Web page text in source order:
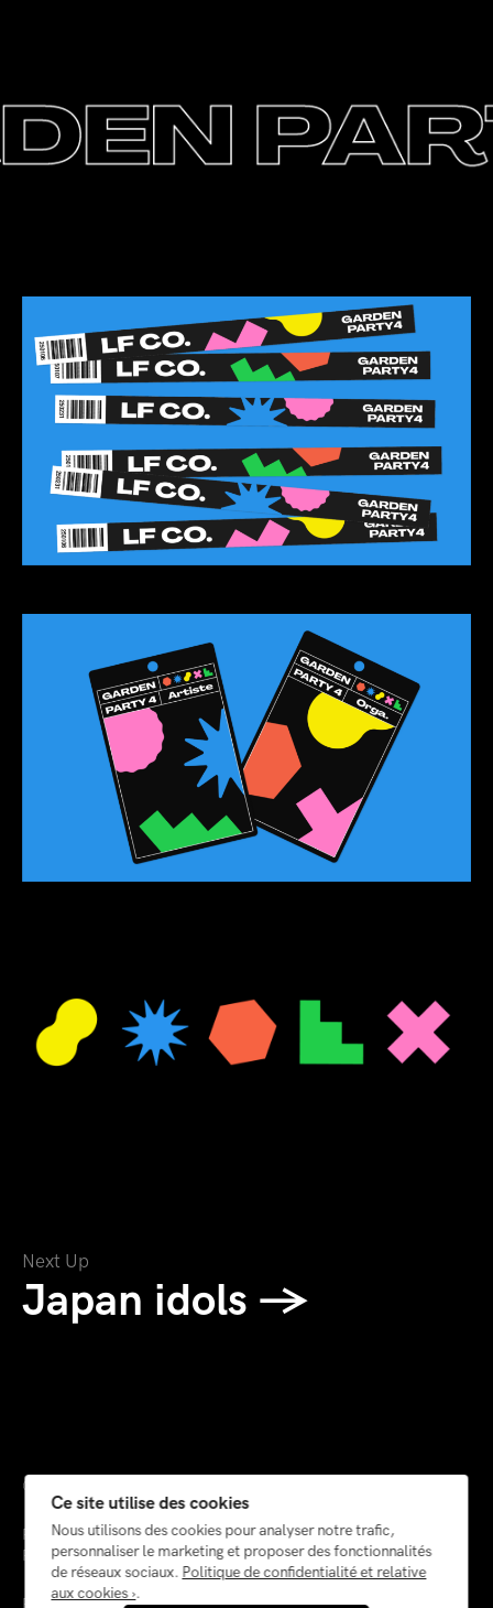
Next Up
Japan idols →
© 2026
Painting
Photography
Paris — France
Ce site utilise des cookies
Nous utilisons des cookies pour analyser notre trafic,
personnaliser le marketing et proposer des fonctionnalités
de réseaux sociaux. Politique de confidentialité et relative
aux cookies ›.